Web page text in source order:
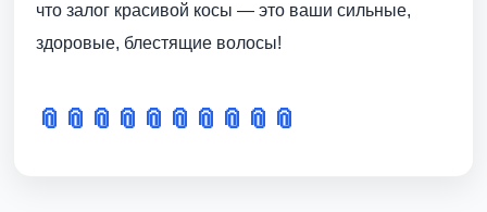
что залог красивой косы — это ваши сильные,
здоровые, блестящие волосы!
📎 📎 📎 📎 📎 📎 📎 📎 📎 📎